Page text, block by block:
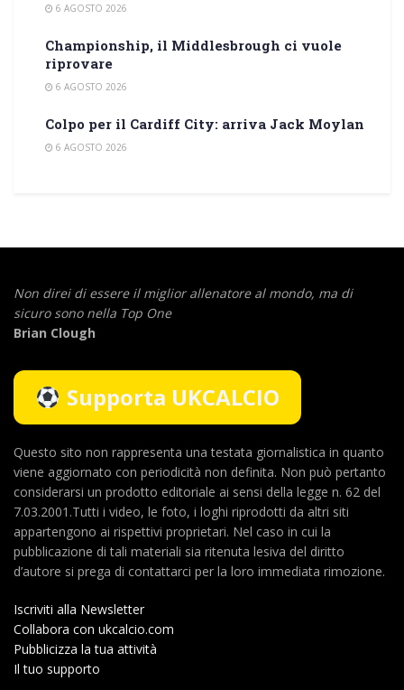
6 AGOSTO 2026
Championship, il Middlesbrough ci vuole
riprovare
6 AGOSTO 2026
Colpo per il Cardiff City: arriva Jack Moylan
6 AGOSTO 2026
Non direi di essere il miglior allenatore al mondo, ma di
sicuro sono nella Top One
Brian Clough
Supporta UKCALCIO
Questo sito non rappresenta una testata giornalistica in quanto
viene aggiornato con periodicità non definita. Non può pertanto
considerarsi un prodotto editoriale ai sensi della legge n. 62 del
7.03.2001.Tutti i video, le foto, i loghi riprodotti da altri siti
appartengono ai rispettivi proprietari. Nel caso in cui la
pubblicazione di tali materiali sia ritenuta lesiva del diritto
d’autore si prega di contattarci per la loro immediata rimozione.
Iscriviti alla Newsletter
Collabora con ukcalcio.com
Pubblicizza la tua attività
Il tuo supporto